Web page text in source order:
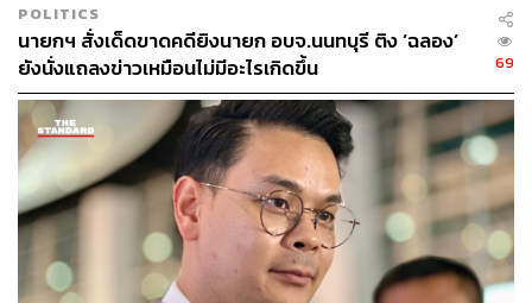
ดร.พรพรรณ บัวทอง ประธานสวนดุสิตโพล วิเคราะห์ผล
สำรวจดังกล่าวว่า การที่ดัชนีการเมืองไทยลดลงในทุกตัวชี้วัด
แสดงให้เห็นว่าประชาชนไม่ได้มีความกังวลจำกัดอยู่เพียง
เรื่องใดเรื่องหนึ่ง แต่เป็นการประเมินภาพรวมที่ครอบคลุมทั้ง
การเมือง การบริหารประเทศ เศรษฐกิจ และคุณภาพชีวิต ซึ่ง
ประชาชนมองว่ายังไม่เห็นผลลัพธ์ที่เป็นรูปธรรม โดยเฉพาะ
ตัวชี้วัดด้านเศรษฐกิจและปากท้องที่ยังคงอยู่ในระดับต่ำ สิ่งนี้
เป็นโจทย์สำคัญของรัฐบาลที่ต้องทำให้ประชาชนสัมผัสได้ว่า
ชีวิตความเป็นอยู่ดีขึ้นจริง มากกว่าการนำเสนอนโยบายเพียง
อย่างเดียว
POLITICS
นายกฯ สั่งเด็ดขาดคดียิงนายก อบจ.นนทบุรี ติง ‘ฉลอง’
ยังนั่งแถลงข่าวเหมือนไม่มีอะไรเกิดขึ้น
69